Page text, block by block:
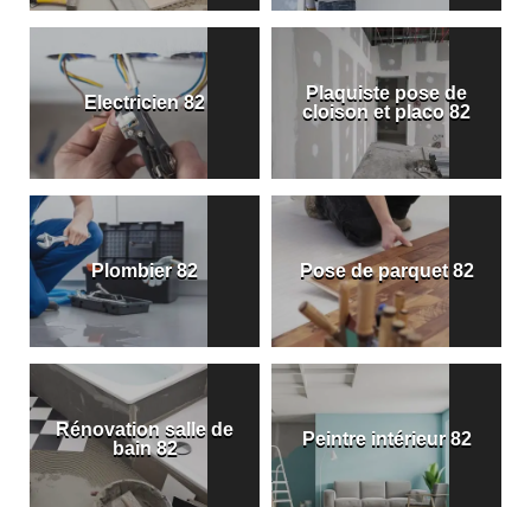
Electricien 82
Plaquiste pose de
cloison et placo 82
Plombier 82 Pose de parquet 82
Rénovation salle de
bain 82
Peintre intérieur 82